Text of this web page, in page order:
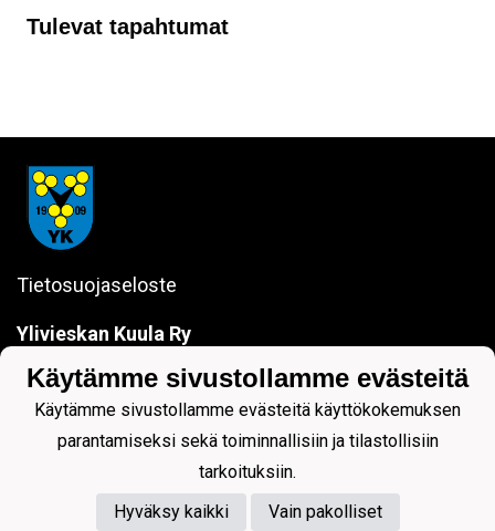
Tulevat tapahtumat
Tietosuojaseloste
Ylivieskan Kuula Ry
84100 YLIVIESKA
sanna.jokela@ylivieskankuula.fi
0442354684
Y-tunnus: 0190563-7
Käytämme sivustollamme evästeitä
Käytämme sivustollamme evästeitä käyttökokemuksen
parantamiseksi sekä toiminnallisiin ja tilastollisiin
tarkoituksiin.
Hyväksy kaikki
Vain pakolliset